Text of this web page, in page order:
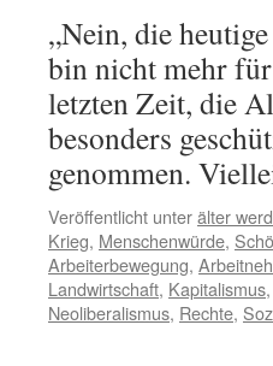
„Nein, die
bin nicht mehr
letzten Zeit, die
besonders
genommen.
Veröffentlicht unterälter
Krieg, Menschenwürde,
Arbeiterbewegung,
Landwirtschaft, Kapitalismus,
Neoliberalismus, Rechte,